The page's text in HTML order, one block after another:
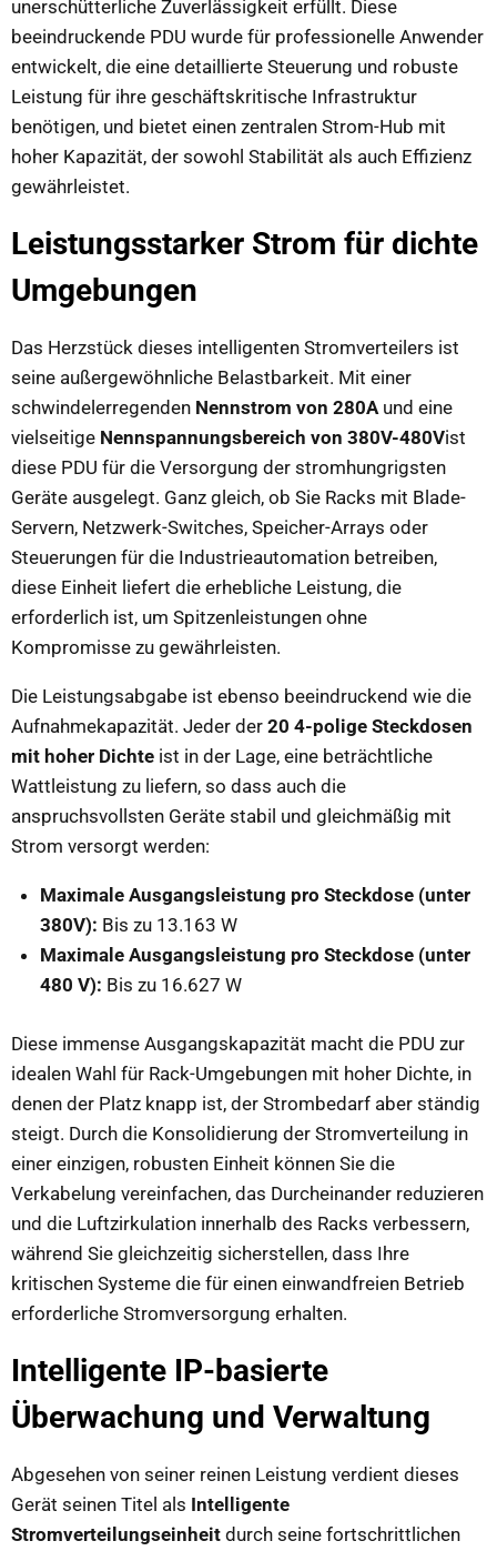
unerschütterliche Zuverlässigkeit erfüllt. Diese
beeindruckende PDU wurde für professionelle Anwender
entwickelt, die eine detaillierte Steuerung und robuste
Leistung für ihre geschäftskritische Infrastruktur
benötigen, und bietet einen zentralen Strom-Hub mit
hoher Kapazität, der sowohl Stabilität als auch Effizienz
gewährleistet.
Leistungsstarker Strom für dichte
Umgebungen
Das Herzstück dieses intelligenten Stromverteilers ist
seine außergewöhnliche Belastbarkeit. Mit einer
schwindelerregenden Nennstrom von 280Aund eine
vielseitige Nennspannungsbereich von 380V-480Vist
diese PDU für die Versorgung der stromhungrigsten
Geräte ausgelegt. Ganz gleich, ob Sie Racks mit Blade-
Servern, Netzwerk-Switches, Speicher-Arrays oder
Steuerungen für die Industrieautomation betreiben,
diese Einheit liefert die erhebliche Leistung, die
erforderlich ist, um Spitzenleistungen ohne
Kompromisse zu gewährleisten.
Die Leistungsabgabe ist ebenso beeindruckend wie die
Aufnahmekapazität. Jeder der 20 4-polige Steckdosen
mit hoher Dichte ist in der Lage, eine beträchtliche
Wattleistung zu liefern, so dass auch die
anspruchsvollsten Geräte stabil und gleichmäßig mit
Strom versorgt werden:
Maximale Ausgangsleistung pro Steckdose (unter
380V): Bis zu 13.163 W
Maximale Ausgangsleistung pro Steckdose (unter
480 V): Bis zu 16.627 W
Diese immense Ausgangskapazität macht die PDU zur
idealen Wahl für Rack-Umgebungen mit hoher Dichte, in
denen der Platz knapp ist, der Strombedarf aber ständig
steigt. Durch die Konsolidierung der Stromverteilung in
einer einzigen, robusten Einheit können Sie die
Verkabelung vereinfachen, das Durcheinander reduzieren
und die Luftzirkulation innerhalb des Racks verbessern,
während Sie gleichzeitig sicherstellen, dass Ihre
kritischen Systeme die für einen einwandfreien Betrieb
erforderliche Stromversorgung erhalten.
Intelligente IP-basierte
Überwachung und Verwaltung
Abgesehen von seiner reinen Leistung verdient dieses
Gerät seinen Titel als Intelligente
Stromverteilungseinheit durch seine fortschrittlichen